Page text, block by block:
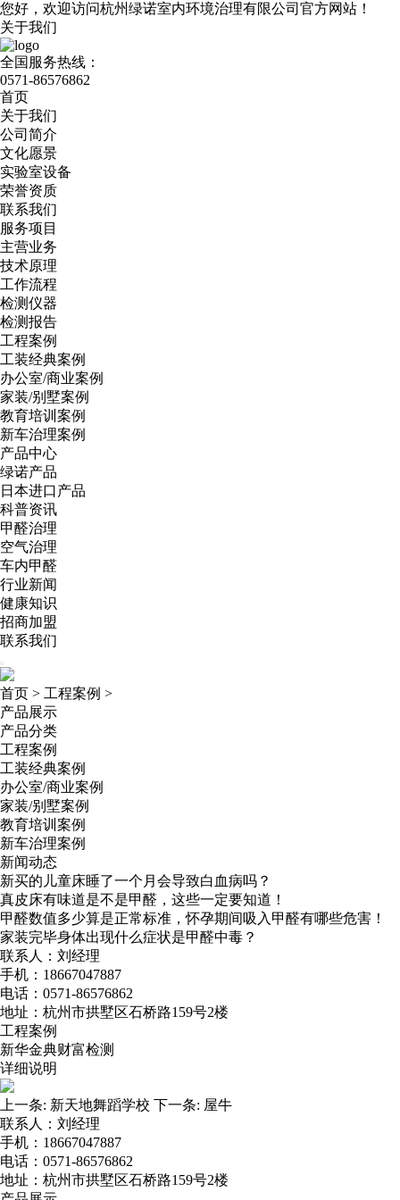
您好，欢迎访问杭州绿诺室内环境治理有限公司官方网站！
关于我们
全国服务热线：
0571-86576862
首页
关于我们
公司简介
文化愿景
实验室设备
荣誉资质
联系我们
服务项目
主营业务
技术原理
工作流程
检测仪器
检测报告
工程案例
工装经典案例
办公室/商业案例
家装/别墅案例
教育培训案例
新车治理案例
产品中心
绿诺产品
日本进口产品
科普资讯
甲醛治理
空气治理
车内甲醛
行业新闻
健康知识
招商加盟
联系我们
首页 > 工程案例 >
产品展示
产品分类
工程案例
工装经典案例
办公室/商业案例
家装/别墅案例
教育培训案例
新车治理案例
新闻动态
新买的儿童床睡了一个月会导致白血病吗？
真皮床有味道是不是甲醛，这些一定要知道！
甲醛数值多少算是正常标准，怀孕期间吸入甲醛有哪些危害！
家装完毕身体出现什么症状是甲醛中毒？
联系人：刘经理
手机：18667047887
电话：0571-86576862
地址：杭州市拱墅区石桥路159号2楼
工程案例
新华金典财富检测
详细说明
上一条: 新天地舞蹈学校 下一条: 屋牛
联系人：刘经理
手机：18667047887
电话：0571-86576862
地址：杭州市拱墅区石桥路159号2楼